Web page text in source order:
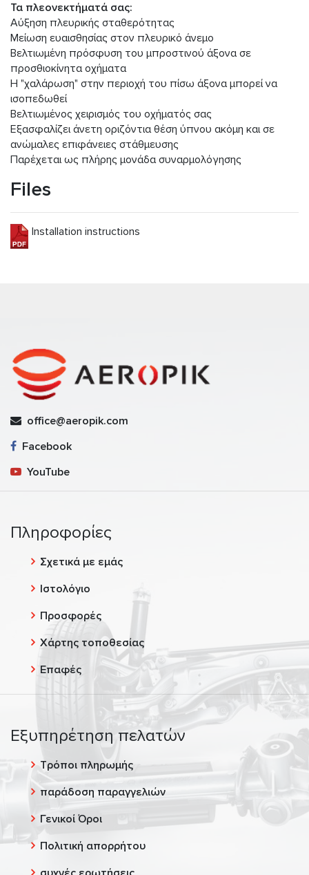
Τα πλεονεκτήματά σας:
Αύξηση πλευρικής σταθερότητας
Μείωση ευαισθησίας στον πλευρικό άνεμο
Βελτιωμένη πρόσφυση του μπροστινού άξονα σε
προσθιοκίνητα οχήματα
Η "χαλάρωση" στην περιοχή του πίσω άξονα μπορεί να
ισοπεδωθεί
Βελτιωμένος χειρισμός του οχήματός σας
Εξασφαλίζει άνετη οριζόντια θέση ύπνου ακόμη και σε
ανώμαλες επιφάνειες στάθμευσης
Παρέχεται ως πλήρης μονάδα συναρμολόγησης
Files
Installation instructions
office@aeropik.com
Facebook
YouTube
Πληροφορίες
Σχετικά με εμάς
Ιστολόγιο
Προσφορές
Χάρτης τοποθεσίας
Επαφές
Εξυπηρέτηση πελατών
Τρόποι πληρωμής
παράδοση παραγγελιών
Γενικοί Όροι
Πολιτική απορρήτου